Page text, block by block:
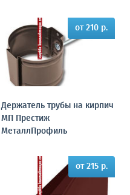
от 210 р.
Держатель трубы на кирпич
МП Престиж
МеталлПрофиль
от 215 р.